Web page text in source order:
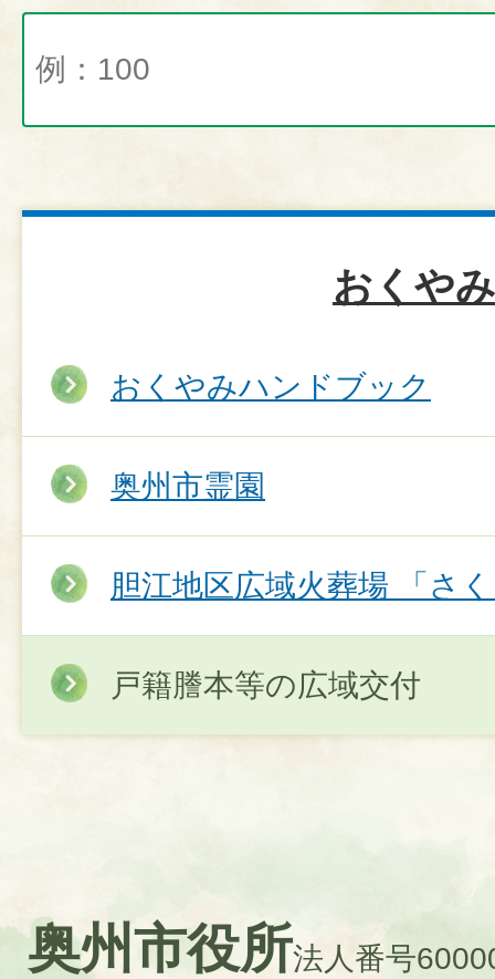
おくやみ
おくやみハンドブック
奥州市霊園
胆江地区広域火葬場 「さ
戸籍謄本等の広域交付
奥州市役所法人番号